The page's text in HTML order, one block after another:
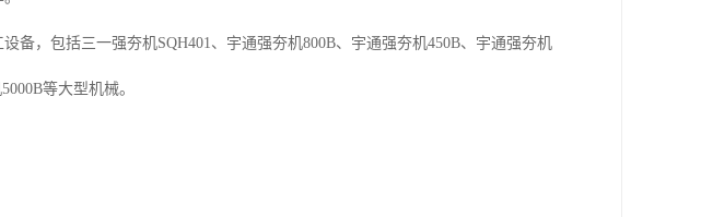
备，包括三一强夯机SQH401、宇通强夯机800B、宇通强夯机450B、宇通强夯机
等大型机械。